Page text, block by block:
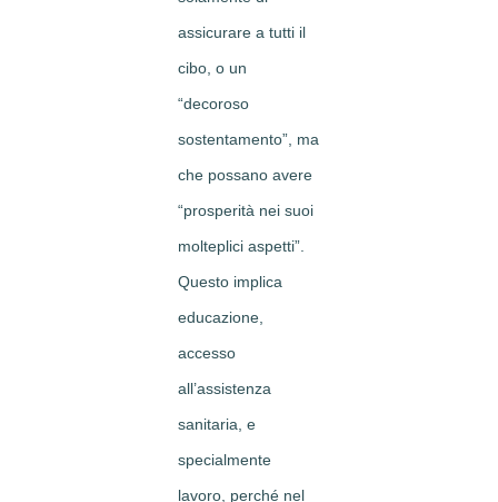
assicurare a tutti il
cibo, o un
“decoroso
sostentamento”, ma
che possano avere
“prosperità nei suoi
molteplici aspetti”.
Questo implica
educazione,
accesso
all’assistenza
sanitaria, e
specialmente
lavoro, perché nel